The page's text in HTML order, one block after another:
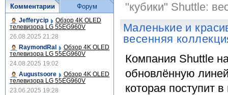
"кубики" Shuttle:
Маленькие и
весенняя
Компания Shuttle
обновлённую
которая поступит
Комментарии
Jefferycip Обзор 4K OLED
телевизора LG 55EG960V
26.08.2025 21:28
RaymondRal
Обзор 4K OLED
телевизора LG 55EG960V
24.08.2025 19:02
Augustsoore
Обзор 4K OLED
телевизора LG 55EG960V
23.06.2025 19:28
Форум